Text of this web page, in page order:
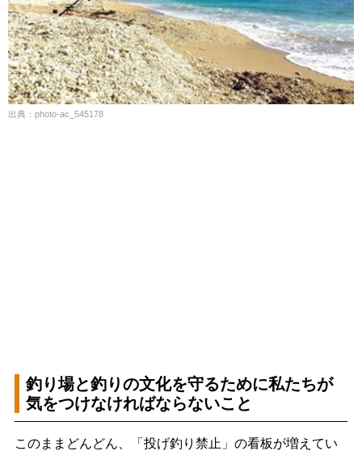
出典：photo-ac_545178
釣り場と釣りの文化を守るために私たちが
気をつけなければならないこと
このままどんどん、「投げ釣り禁止」の看板が増えてい